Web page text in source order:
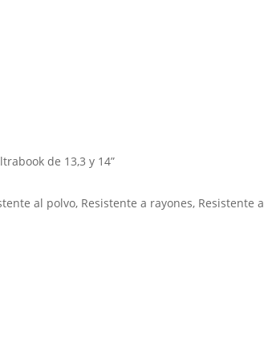
de 13,3 y 14”
al polvo, Resistente a rayones, Resistente a